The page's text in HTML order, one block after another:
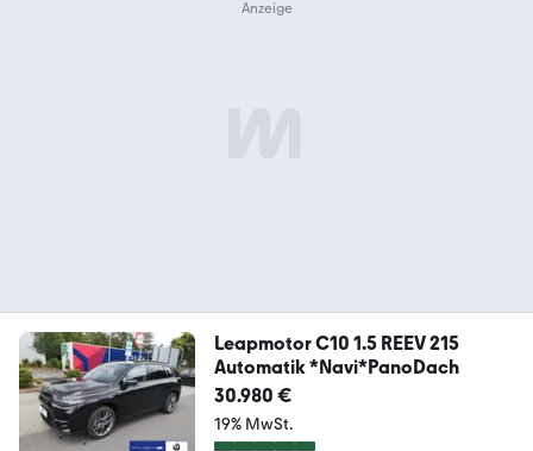
Leapmotor C10 1.5 REEV 215
Automatik *Navi*PanoDach
30.980 €
19% MwSt.